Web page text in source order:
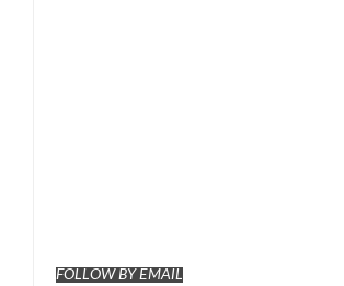
FOLLOW BY EMAIL